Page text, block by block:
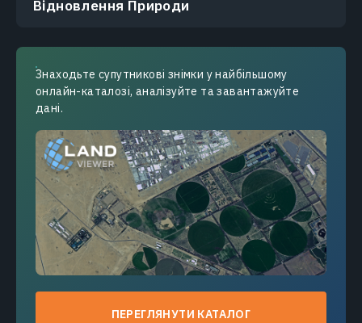
Відновлення Природи
Знаходьте супутникові знімки у найбільшому
онлайн-каталозі, аналізуйте та завантажуйте
дані.
ПЕРЕГЛЯНУТИ КАТАЛОГ